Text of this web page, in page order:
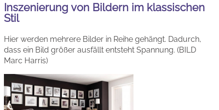
Inszenierung von Bildern im klassischen
Stil
Hier werden mehrere Bilder in Reihe gehängt. Dadurch,
dass ein Bild größer ausfällt entsteht Spannung. (BILD
Marc Harris)